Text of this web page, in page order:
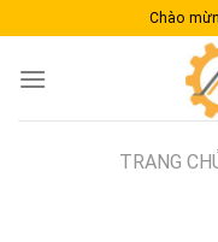
to
Chào
TRANG